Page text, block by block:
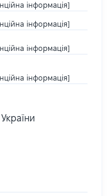
інформація]
інформація]
інформація]
інформація]